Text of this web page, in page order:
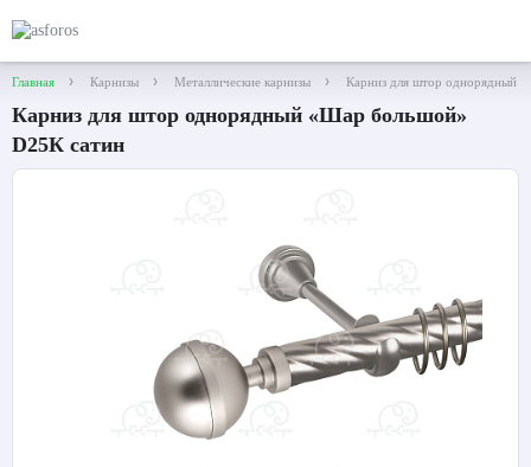
Главная Карнизы Металлические карнизы Карниз для штор однорядный
Карниз для штор однорядный «Шар большой»
D25К сатин